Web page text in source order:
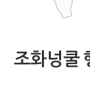
조화넝쿨